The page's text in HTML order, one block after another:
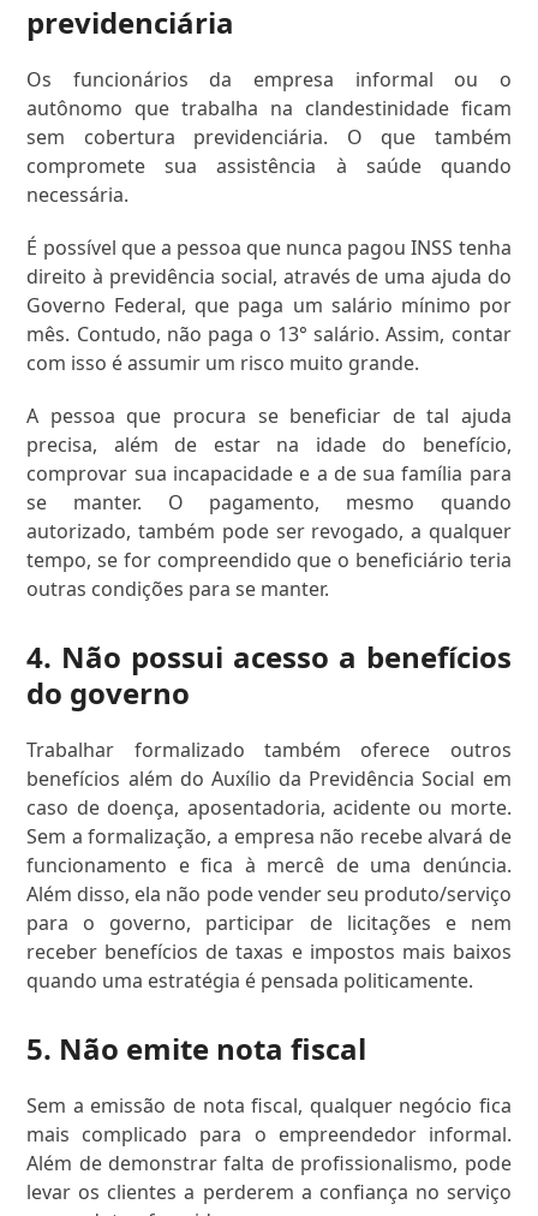
previdenciária
Os funcionários da empresa informal ou o
autônomo que trabalha na clandestinidade ficam
sem cobertura previdenciária. O que também
compromete sua assistência à saúde quando
necessária.
É possível que a pessoa que nunca pagou INSS tenha
direito à previdência social, através de uma ajuda do
Governo Federal, que paga um salário mínimo por
mês. Contudo, não paga o 13° salário. Assim, contar
com isso é assumir um risco muito grande.
A pessoa que procura se beneficiar de tal ajuda
precisa, além de estar na idade do benefício,
comprovar sua incapacidade e a de sua família para
se manter. O pagamento, mesmo quando
autorizado, também pode ser revogado, a qualquer
tempo, se for compreendido que o beneficiário teria
outras condições para se manter.
4. Não possui acesso a benefícios
do governo
Trabalhar formalizado também oferece outros
benefícios além do Auxílio da Previdência Social em
caso de doença, aposentadoria, acidente ou morte.
Sem a formalização, a empresa não recebe alvará de
funcionamento e fica à mercê de uma denúncia.
Além disso, ela não pode vender seu produto/serviço
para o governo, participar de licitações e nem
receber benefícios de taxas e impostos mais baixos
quando uma estratégia é pensada politicamente.
5. Não emite nota fiscal
Sem a emissão de nota fiscal, qualquer negócio fica
mais complicado para o empreendedor informal.
Além de demonstrar falta de profissionalismo, pode
levar os clientes a perderem a confiança no serviço